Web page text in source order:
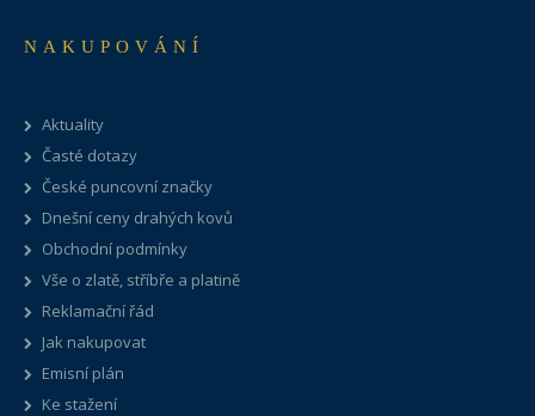
NAKUPOVÁNÍ
Aktuality
Časté dotazy
České puncovní značky
Dnešní ceny drahých kovů
Obchodní podmínky
Vše o zlatě, stříbře a platině
Reklamační řád
Jak nakupovat
Emisní plán
Ke stažení